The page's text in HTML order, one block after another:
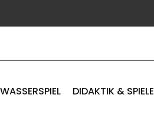
DIDAKTIK & SPIELE